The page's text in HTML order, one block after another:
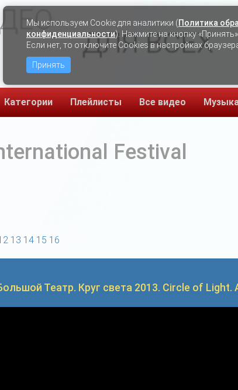
ДЛЯ ВСЕХ
Категории Плейлисты Все видео
Festival
13 14 15 16
Театр. Круг света 2013. Circle of Light.
Мы используем Сookie для аналитики (Политика
конфиденциальности). Нажмите на кнопку
Если нет, то отключите Cookies в настройках
Принять